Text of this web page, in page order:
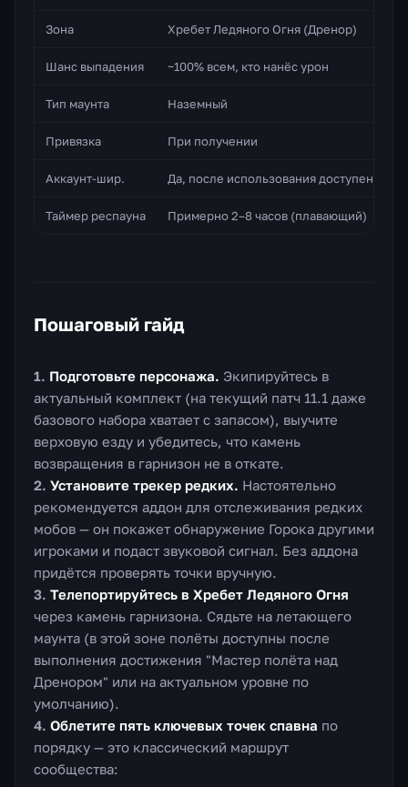
Зона Хребет Ледяного Огня (Дренор)
Шанс выпадения ~100% всем, кто нанёс урон
Тип маунта Наземный
Привязка При получении
Аккаунт-шир. Да, после использования доступен на
Таймер респауна Примерно 2–8 часов (плавающий)
Пошаговый гайд
Подготовьте персонажа. Экипируйтесь в
актуальный комплект (на текущий патч 11.1 даже
базового набора хватает с запасом), выучите
верховую езду и убедитесь, что камень
возвращения в гарнизон не в откате.
Установите трекер редких. Настоятельно
рекомендуется аддон для отслеживания редких
мобов — он покажет обнаружение Горока другими
игроками и подаст звуковой сигнал. Без аддона
придётся проверять точки вручную.
Телепортируйтесь в Хребет Ледяного Огня
через камень гарнизона. Сядьте на летающего
маунта (в этой зоне полёты доступны после
выполнения достижения "Мастер полёта над
Дренором" или на актуальном уровне по
умолчанию).
Облетите пять ключевых точек спавна по
порядку — это классический маршрут
сообщества: